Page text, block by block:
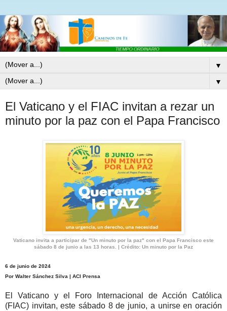
▼
▼
El Vaticano y el FIAC invitan a rezar un
minuto por la paz con el Papa Francisco
Vaticano invita a participar de "Un minuto por la paz" con el Papa Francisco este
sábado 8 de junio a las 13 horas. | Crédito: Un minuto por la Paz
6 de junio de 2024
Por Walter Sánchez Silva | ACI Prensa
El Vaticano y el Foro Internacional de Acción Católica
(FIAC) invitan, este sábado 8 de junio, a unirse en oración